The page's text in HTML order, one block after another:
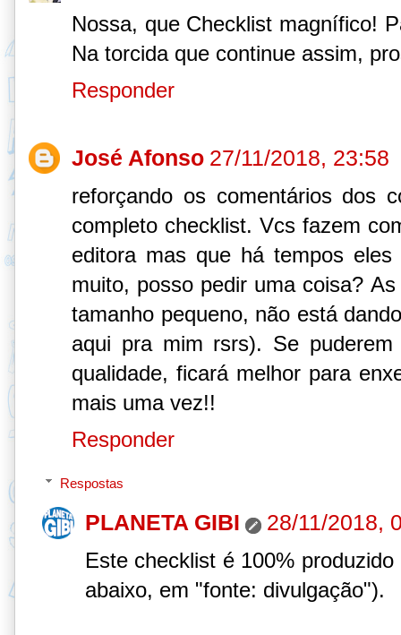
Nossa, que Checklist magnífico!
Na torcida que continue assim,
Responder
José Afonso 27/11/2018, 23:58
reforçando os comentários dos
completo checklist. Vcs fazem
editora mas que há tempos
muito, posso pedir uma coisa?
tamanho pequeno, não está
aqui pra mim rsrs). Se
qualidade, ficará melhor para
mais uma vez!!
Responder
Respostas
PLANETA GIBI 28/11/2018,
Este checklist é 100%
abaixo, em "fonte: divulgação").